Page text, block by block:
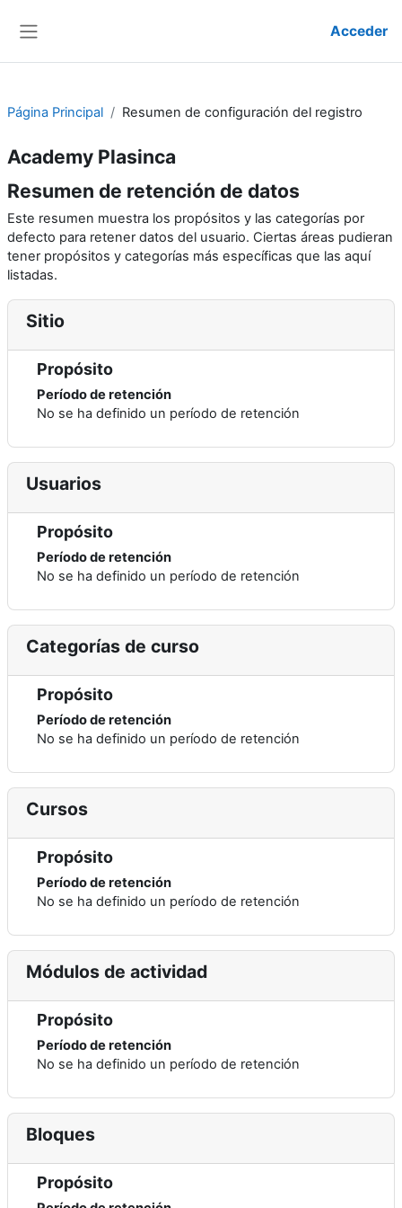
Acceder
Página Principal Resumen de configuración del registro
Academy Plasinca
Resumen de retención de datos
Este resumen muestra los propósitos y las categorías por
defecto para retener datos del usuario. Ciertas áreas pudieran
tener propósitos y categorías más específicas que las aquí
listadas.
Sitio
Propósito
Período de retención
No se ha definido un período de retención
Usuarios
Propósito
Período de retención
No se ha definido un período de retención
Categorías de curso
Propósito
Período de retención
No se ha definido un período de retención
Cursos
Propósito
Período de retención
No se ha definido un período de retención
Módulos de actividad
Propósito
Período de retención
No se ha definido un período de retención
Bloques
Propósito